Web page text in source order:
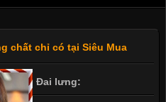
chất chỉ có tại Siêu Mua
Đai lưng: